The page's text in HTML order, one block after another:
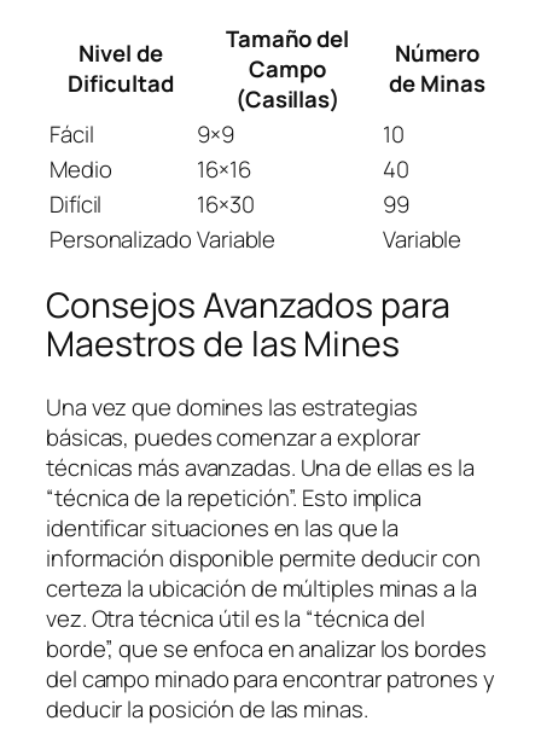
Nivel de
Dificultad
Tamaño del
Campo
(Casillas)
Número
de Minas
Fácil
9×9
10
Medio
16×16
40
Difícil
16×30
99
PersonalizadoVariable Variable
Consejos Avanzados para
Maestros de las Mines
Una vez que domines las estrategias
básicas, puedes comenzar a explorar
técnicas más avanzadas. Una de ellas es la
“técnica de la repetición”. Esto implica
identificar situaciones en las que la
información disponible permite deducir con
certeza la ubicación de múltiples minas a la
vez. Otra técnica útil es la “técnica del
borde”, que se enfoca en analizar los bordes
del campo minado para encontrar patrones y
deducir la posición de las minas.